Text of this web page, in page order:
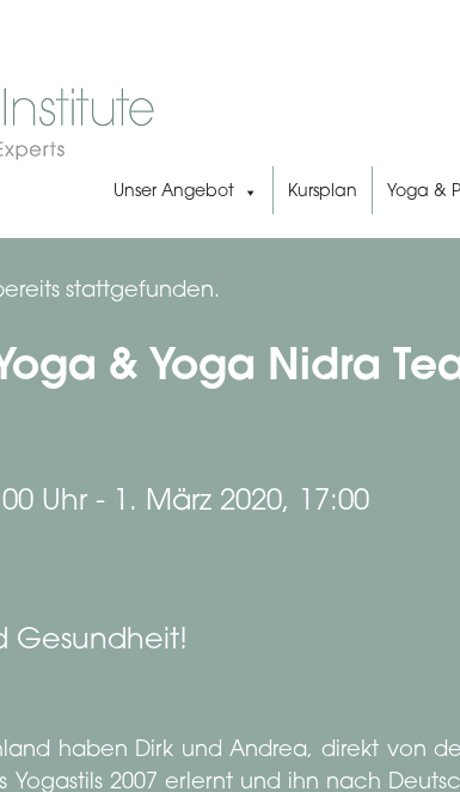
Unser Angebot Kursplan Yoga &
stattgefunden.
& Yoga Nidra
Uhr - 1. März 2020, 17:00
Gesundheit!
haben Dirk und Andrea, direkt von
Yogastils 2007 erlernt und ihn nach